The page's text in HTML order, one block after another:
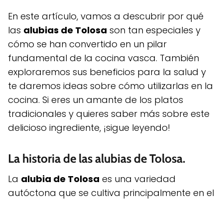
En este artículo, vamos a descubrir por qué
las alubias de Tolosa son tan especiales y
cómo se han convertido en un pilar
fundamental de la cocina vasca. También
exploraremos sus beneficios para la salud y
te daremos ideas sobre cómo utilizarlas en la
cocina. Si eres un amante de los platos
tradicionales y quieres saber más sobre este
delicioso ingrediente, ¡sigue leyendo!
La historia de las alubias de Tolosa.
La alubia de Tolosa es una variedad
autóctona que se cultiva principalmente en el